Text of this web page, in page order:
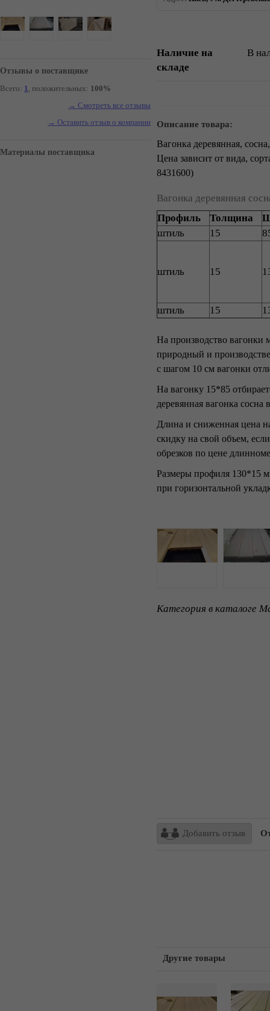
Отзывы о поставщике
Всего: 1, положительных: 100%
→ Смотреть все отзывы
→ Оставить отзыв о компании
Материалы поставщика
Наличие на
складе
В
Описание товара:
Вагонка деревянная,
Цена зависит от вида,
8431600)
Вагонка деревянная
Профиль
Толщина
штиль
15
штиль 15
штиль 15
На производство вагонки
природный и
с шагом 10 см вагонки
На вагонку 15*85
деревянная вагонка сосна
Длина и сниженная цена
скидку на свой объем,
обрезков по цене
Размеры профиля 130*15
при горизонтальной
Категория в каталоге
Добавить отзыв
Другие товары